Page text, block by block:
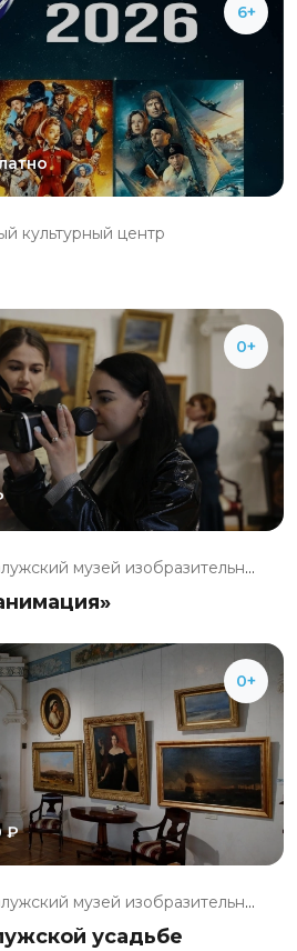
6+
культурный центр
0+
Калужский музей изобразительны...
0+
₽
Калужский музей изобразительны...
усадьбе